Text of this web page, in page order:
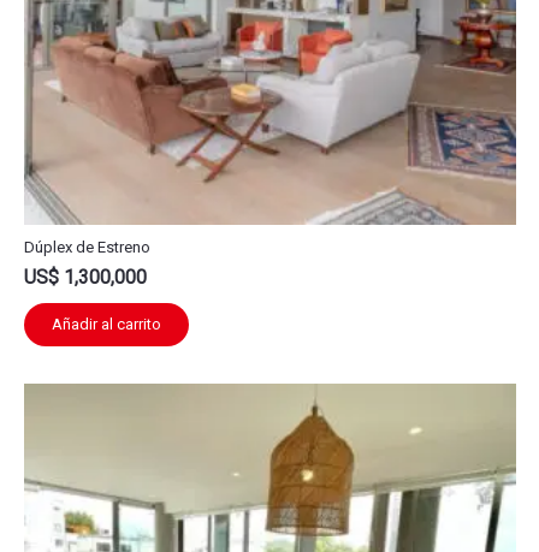
Dúplex de Estreno
US$ 1,300,000
Añadir al carrito